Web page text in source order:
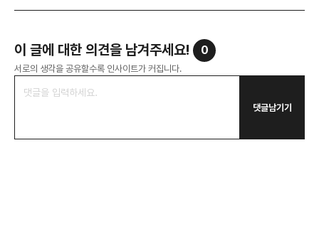
이 글에 대한 의견을 남겨주세요! 0
서로의 생각을 공유할수록 인사이트가 커집니다.
댓글남기기